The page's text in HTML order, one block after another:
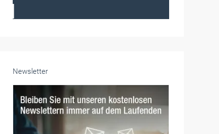
Unsere Themen-Specials im Überblick
Newsletter